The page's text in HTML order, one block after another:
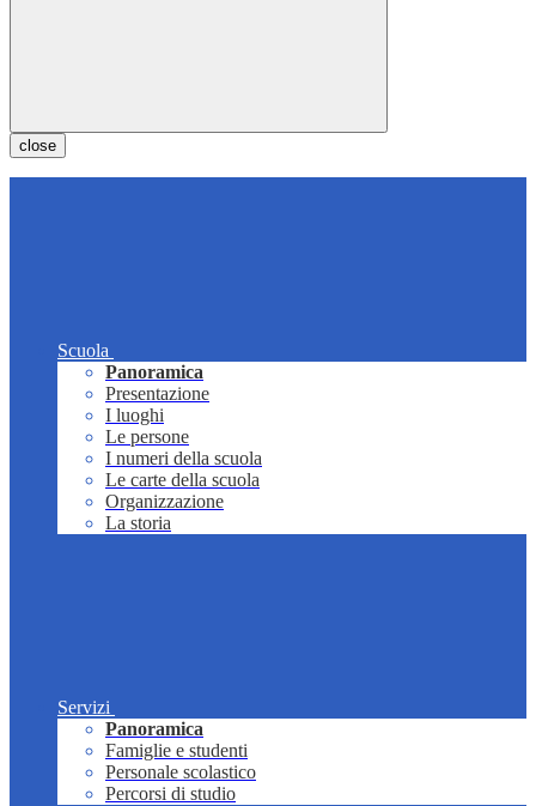
close
Scuola
Panoramica
Presentazione
I luoghi
Le persone
I numeri della scuola
Le carte della scuola
Organizzazione
La storia
Servizi
Panoramica
Famiglie e studenti
Personale scolastico
Percorsi di studio